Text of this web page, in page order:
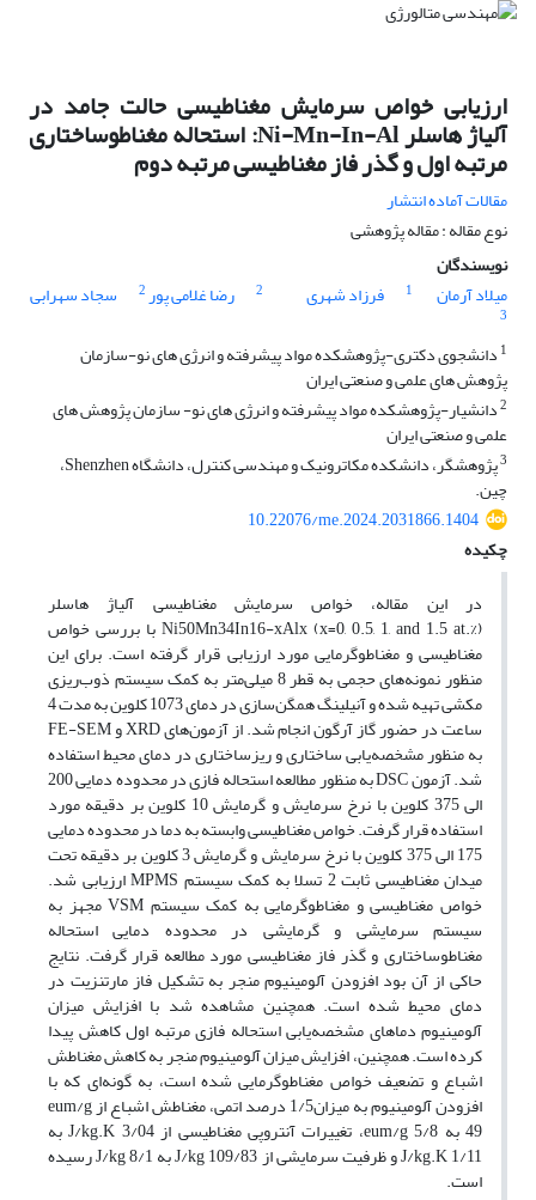
ارزیابی خواص سرمایش مغناطیسی حالت جامد در
آلیاژ هاسلر Ni-Mn-In-Al: استحاله مغناطوساختاری
مرتبه اول و گذر فاز مغناطیسی مرتبه دوم
مقالات آماده انتشار
نوع مقاله : مقاله پژوهشی
نویسندگان
میلاد آرمان
1 فرزاد شهری 2 رضا غلامی پور2 سجاد سهرابی
3
1 دانشجوی دکتری-پژوهشکده مواد پیشرفته و انرژی های نو-سازمان
پژوهش های علمی و صنعتی ایران
2دانشیار-پژوهشکده مواد پیشرفته و انرژی های نو- سازمان پژوهش های
علمی و صنعتی ایران
3 پژوهشگر، دانشکده مکاترونیک و مهندسی کنترل، دانشگاه Shenzhen،
چین.
10.22076/me.2024.2031866.1404
چکیده
در این مقاله، خواص سرمایش مغناطیسی آلیاژ هاسلر
Ni50Mn34In16-xAlx (x=0, 0.5, 1, and 1.5 at.%) با بررسی خواص
مغناطیسی و مغناطوگرمایی مورد ارزیابی قرار گرفته است. برای این
منظور نمونه‌های حجمی به قطر 8 میلی‌متر به کمک سیستم ذوب‌ریزی
مکشی تهیه شده و آنیلینگ همگن‌سازی در دمای 1073 کلوین به مدت 4
ساعت در حضور گاز آرگون انجام شد. از آزمون‌های XRD و FE-SEM
به منظور مشخصه‌یابی ساختاری و ریزساختاری در دمای محیط استفاده
شد. آزمون DSC به منظور مطالعه استحاله فازی در محدوده دمایی 200
الی 375 کلوین با نرخ سرمایش و گرمایش 10 کلوین بر دقیقه مورد
استفاده قرار گرفت. خواص مغناطیسی وابسته به دما در محدوده دمایی
175 الی 375 کلوین با نرخ سرمایش و گرمایش 3 کلوین بر دقیقه تحت
میدان مغناطیسی ثابت 2 تسلا به کمک سیستم MPMS ارزیابی شد.
خواص مغناطیسی و مغناطوگرمایی به کمک سیستم VSM مجهز به
سیستم سرمایشی و گرمایشی در محدوده دمایی استحاله
مغناطوساختاری و گذر فاز مغناطیسی مورد مطالعه قرار گرفت. نتایج
حاکی از آن بود افزودن آلومینیوم منجر به تشکیل فاز مارتنزیت در
دمای محیط شده است. همچنین مشاهده شد با افزایش میزان
آلومینیوم دماهای مشخصه‌یابی استحاله فازی مرتبه اول کاهش پیدا
کرده است. همچنین، افزایش میزان آلومینیوم منجر به کاهش مغناطش
اشباع و تضعیف خواص مغناطوگرمایی شده است، به گونه‌ای که با
افزودن آلومینیوم به میزان1/5 درصد اتمی، مغناطش اشباع از eum/g
49 به eum/g 5/8، تغییرات آنتروپی مغناطیسی از J/kg.K 3/04 به
J/kg.K 1/11 و ظرفیت سرمایشی از J/kg 109/83 به J/kg 8/1 رسیده
است.